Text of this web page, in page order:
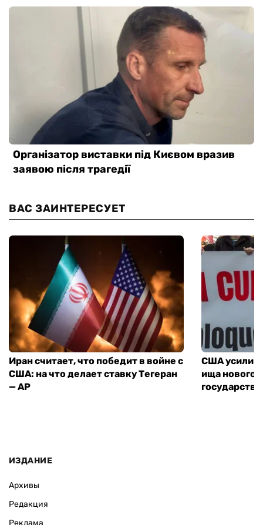
ВАС ЗАИНТЕРЕСУЕТ
Иран считает, что победит в войне с
США: на что делает ставку Тегеран
— AP
США
ища нового
ИЗДАНИЕ
Архивы
Редакция
Реклама